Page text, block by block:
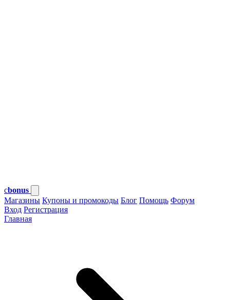
cbonus
Магазины Купоны и промокоды Блог Помощь Форум
Вход Регистрация
Главная